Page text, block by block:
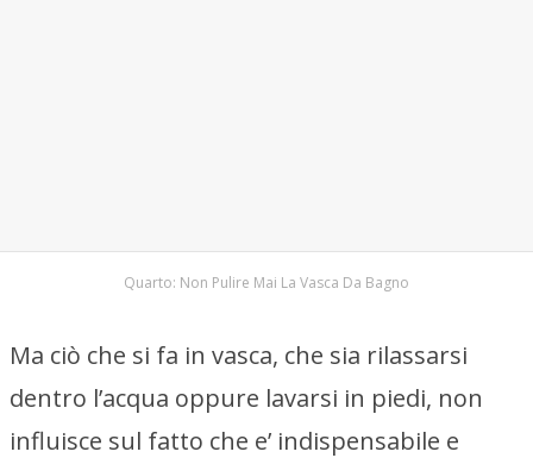
Quarto: Non Pulire Mai La Vasca Da Bagno
Ma ciò che si fa in vasca, che sia rilassarsi
dentro l’acqua oppure lavarsi in piedi, non
influisce sul fatto che e’ indispensabile e